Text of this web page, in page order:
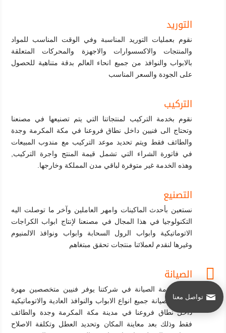
التوريد
نقوم بعمليات التوريد المناسبة وفي الوقت المناسب للمواد
والمنتجات والاكسسوارات والاجهزة والمحركات المتعلقة
بالابواب والنوافذ من جميع انحاء العالم بدقة متناهية للحصول
على الجودة والسعر المناسب
التركيب
نقوم بخدمة التركيب لمنتجاتنا التي يتم تصنيعها في مصنعنا
وتحتاج الى فنيين داخل نطاق فروعنا في مكة المكرمة وجدة
والطائف فقط ويتم تحديد موعد التركيب مع مندوب المبيعات
في فاتورة الشراء التي تشمل قيمة المنتج واجرة التركيب,
وهذه الخدمة غير متوفرة لباقي مدن المملكة وخارجها.
التصنيع
نستعين بأحدث الماكينات وامهر العاملين وآخر ما توصلت اليه
التكنولوجيا في هذا المجال في مصنعنا لإنتاج ابواب الكراجات
الاتوماتيكية وابواب الرول السحابة وابواب ونوافذ الالمنيوم
وغيرها لنقدم لعملائنا منتجات تحقق مبتغاهم
 الصيانة
قسم خدمة الصيانة في شركتنا يوفر فنيين متخصصين مهرة
لإصلاح وصيانة جميع انواع الابواب والنوافذ العادية والاتوماتيكية
داخل نطاق فروعنا في مدينة مكة المكرمة وجدة والطائف
فقط وذلك بعد معاينة المكان وتحديد العطل وتكلفة الاصلاح
تواصل معنا